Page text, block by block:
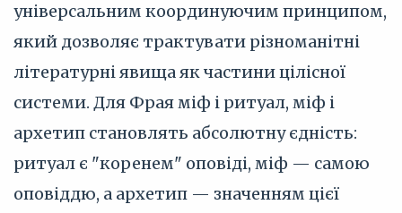
універсальним координуючим принципом,
який дозволяє трактувати різноманітні
літературні явища як частини цілісної
системи. Для Фрая міф і ритуал, міф і
архетип становлять абсолютну єдність:
ритуал є "коренем" оповіді, міф — самою
оповіддю, а архетип — значенням цієї